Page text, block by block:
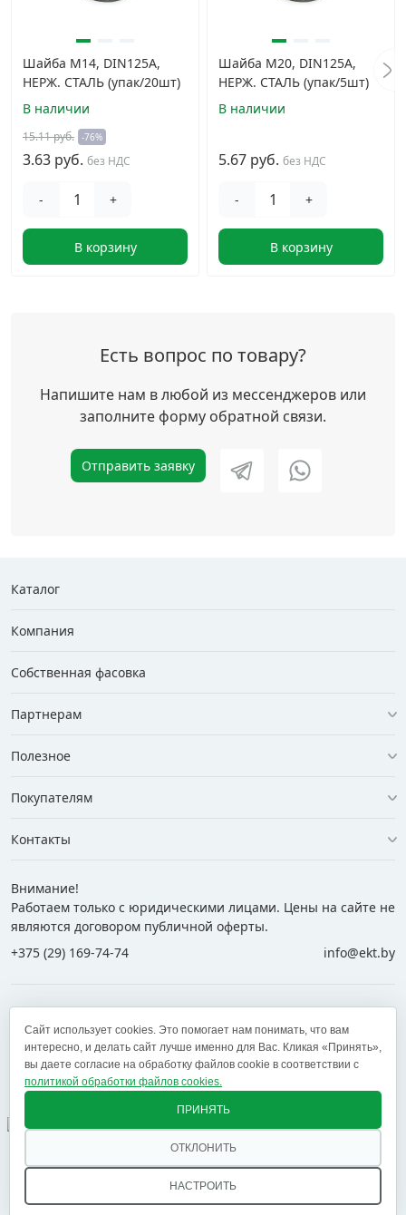
Шайба М14, DIN125A,
НЕРЖ. СТАЛЬ (упак/20шт)
В наличии
15.11 руб. -76%
3.63 руб. без НДС
- +
В корзину
Шайба М20, DIN125A,
НЕРЖ. СТАЛЬ (упак/5шт)
В наличии
5.67 руб. без НДС
- +
В корзину
Есть вопрос по товару?
Напишите нам в любой из мессенджеров или
заполните форму обратной связи.
Отправить заявку
Каталог
Компания
Собственная фасовка
Партнерам
Полезное
Покупателям
Контакты
Внимание!
Работаем только с юридическими лицами. Цены на сайте не
являются договором публичной оферты.
+375 (29) 169-74-74
info@ekt.by
+375 (17) 269-74-74
zakaz@ekt.by
Оставить отзыв
Брест, Витебск, Гомель, Гродно, Могилев и другие
Сайт использует cookies. Это помогает нам понимать, что вам
интересно, и делать сайт лучше именно для Вас. Кликая «Принять»,
вы даете согласие на обработку файлов cookie в соответствии с
политикой обработки файлов cookies.
НАСТРОИТЬ
ОТКЛОНИТЬ
ПРИНЯТЬ